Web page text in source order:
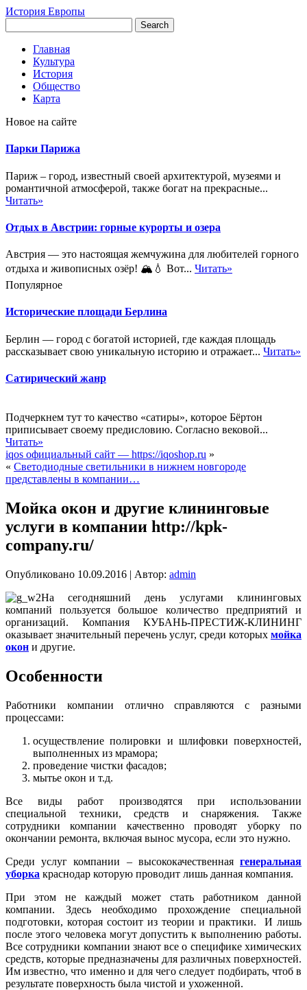
История Европы
Главная
Культура
История
Общество
Карта
Новое на сайте
Парки Парижа
Париж – город, известный своей архитектурой, музеями и
романтичной атмосферой, также богат на прекрасные...
Читать»
Отдых в Австрии: горные курорты и озера
Австрия — это настоящая жемчужина для любителей горного
отдыха и живописных озёр! 🏔️💧 Вот... Читать»
Популярное
Исторические площади Берлина
Берлин — город с богатой историей, где каждая площадь
рассказывает свою уникальную историю и отражает... Читать»
Сатирический жанр
Подчеркнем тут то качество «сатиры», которое Бёртон
приписывает своему предисловию. Согласно вековой...
Читать»
iqos официальный сайт — https://iqoshop.ru »
« Светодиодные светильники в нижнем новгороде
представлены в компании…
Мойка окон и другие клининговые
услуги в компании http://kpk-
company.ru/
Опубликовано 10.09.2016 | Автор: admin
На сегодняшний день услугами клининговых
компаний пользуется большое количество предприятий и
организаций. Компания КУБАНЬ-ПРЕСТИЖ-КЛИНИНГ
оказывает значительный перечень услуг, среди которых мойка
окон и другие.
Особенности
Работники компании отлично справляются с разными
процессами:
осуществление полировки и шлифовки поверхностей,
выполненных из мрамора;
проведение чистки фасадов;
мытье окон и т.д.
Все виды работ производятся при использовании
специальной техники, средств и снаряжения. Также
сотрудники компании качественно проводят уборку по
окончании ремонта, включая вынос мусора, если это нужно.
Среди услуг компании – высококачественная генеральная
уборка краснодар которую проводит лишь данная компания.
При этом не каждый может стать работником данной
компании. Здесь необходимо прохождение специальной
подготовки, которая состоит из теории и практики. И лишь
после этого человека могут допустить к выполнению работы.
Все сотрудники компании знают все о специфике химических
средств, которые предназначены для различных поверхностей.
Им известно, что именно и для чего следует подбирать, чтоб в
результате поверхность была чистой и ухоженной.